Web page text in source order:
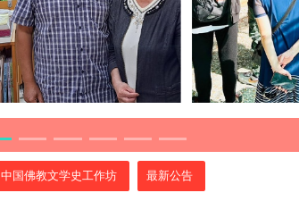
中国佛教文学史工作坊 最新公告